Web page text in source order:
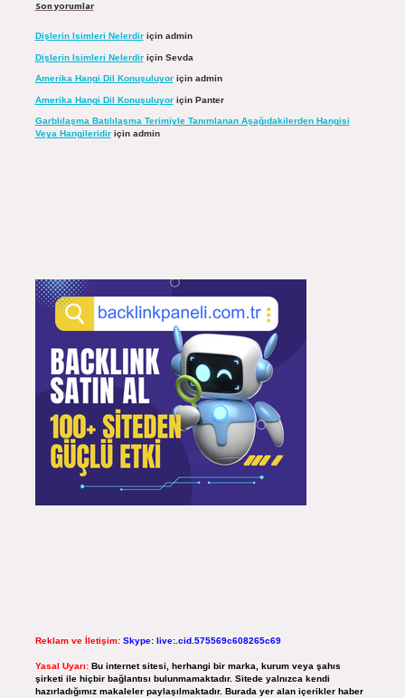
Son yorumlar
Dişlerin Isimleri Nelerdiriçin admin
Dişlerin Isimleri Nelerdiriçin Sevda
Amerika Hangi Dil Konuşuluyoriçin admin
Amerika Hangi Dil Konuşuluyoriçin Panter
Garblılaşma Batılılaşma Terimiyle Tanımlanan Aşağıdakilerden Hangisi
Veya Hangileridiriçin admin
Reklam ve İletişim: Skype: live:.cid.575569c608265c69
Yasal Uyarı: Bu internet sitesi, herhangi bir marka, kurum veya şahıs
şirketi ile hiçbir bağlantısı bulunmamaktadır. Sitede yalnızca kendi
hazırladığımız makaleler paylaşılmaktadır. Burada yer alan içerikler haber